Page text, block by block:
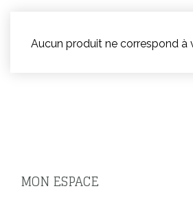
Aucun produit ne correspond à
MON ESPACE